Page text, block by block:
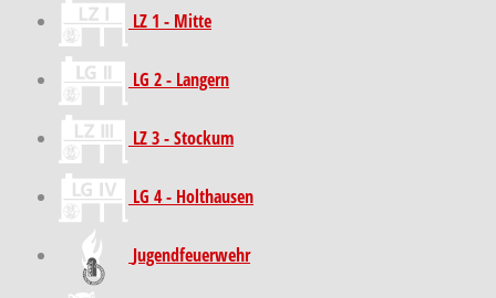
LZ 1 - Mitte
LG 2 - Langern
LZ 3 - Stockum
LG 4 - Holthausen
Jugendfeuerwehr